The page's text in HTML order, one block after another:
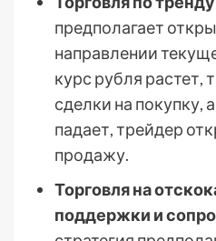
предполагает
направлении
курс рубля растет,
сделки на покупку,
падает, трейдер
продажу.
Торговля на
поддержки и